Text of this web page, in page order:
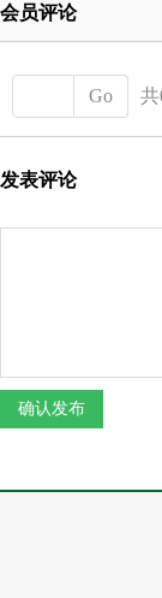
会员评论
Go
发表评论